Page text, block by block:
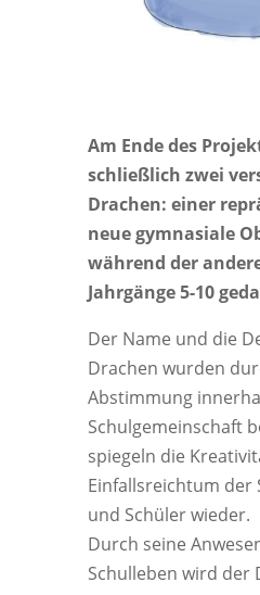
Am Ende des
schließlich zwei
Drachen: einer
neue gymnasiale
während der
Jahrgänge 5-10
Der Name und die
Drachen wurden
Abstimmung
Schulgemeinschaft
spiegeln die
Einfallsreichtum der
und Schüler wieder.
Durch seine
Schulleben wird der